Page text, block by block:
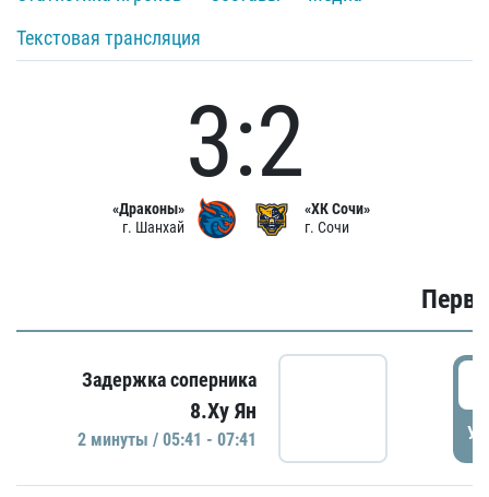
Текстовая трансляция
«Драконы»
г. Шанхай
3:2
«ХК Сочи»
г. Сочи
Задержка соперника
8.Ху Ян
2 минуты / 05:41 - 07:41